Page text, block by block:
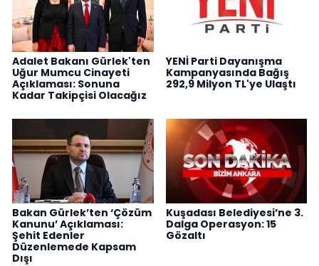
Adalet Bakanı Gürlek'ten
Uğur Mumcu Cinayeti
Açıklaması: Sonuna
Kadar Takipçisi Olacağız
YENİ Parti Dayanışma
Kampanyasında Bağış
292,9 Milyon TL'ye Ulaştı
Bakan Gürlek’ten ‘Çözüm
Kanunu’ Açıklaması:
Şehit Edenler
Düzenlemede Kapsam
Dışı
Kuşadası Belediyesi’ne 3.
Dalga Operasyon: 15
Gözaltı